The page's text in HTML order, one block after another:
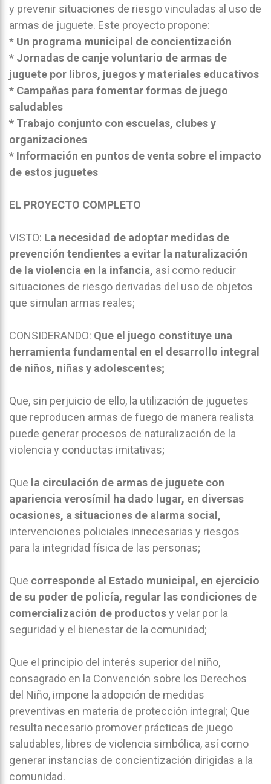
y prevenir situaciones de riesgo vinculadas al uso de
armas de juguete. Este proyecto propone:
* Un programa municipal de concientización
* Jornadas de canje voluntario de armas de
juguete por libros, juegos y materiales educativos
* Campañas para fomentar formas de juego
saludables
* Trabajo conjunto con escuelas, clubes y
organizaciones
* Información en puntos de venta sobre el impacto
de estos juguetes
EL PROYECTO COMPLETO
VISTO: La necesidad de adoptar medidas de
prevención tendientes a evitar la naturalización
de la violencia en la infancia, así como reducir
situaciones de riesgo derivadas del uso de objetos
que simulan armas reales;
CONSIDERANDO: Que el juego constituye una
herramienta fundamental en el desarrollo integral
de niños, niñas y adolescentes;
Que, sin perjuicio de ello, la utilización de juguetes
que reproducen armas de fuego de manera realista
puede generar procesos de naturalización de la
violencia y conductas imitativas;
Que la circulación de armas de juguete con
apariencia verosímil ha dado lugar, en diversas
ocasiones, a situaciones de alarma social,
intervenciones policiales innecesarias y riesgos
para la integridad física de las personas;
Que corresponde al Estado municipal, en ejercicio
de su poder de policía, regular las condiciones de
comercialización de productosy velar por la
seguridad y el bienestar de la comunidad;
Que el principio del interés superior del niño,
consagrado en la Convención sobre los Derechos
del Niño, impone la adopción de medidas
preventivas en materia de protección integral; Que
resulta necesario promover prácticas de juego
saludables, libres de violencia simbólica, así como
generar instancias de concientización dirigidas a la
comunidad.